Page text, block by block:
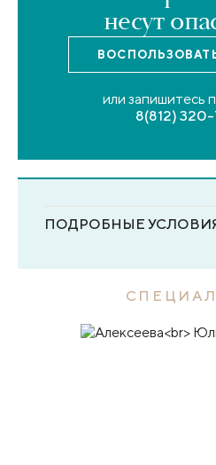
несут
или запишитесь
8(812)
ПОДРОБНЫЕ